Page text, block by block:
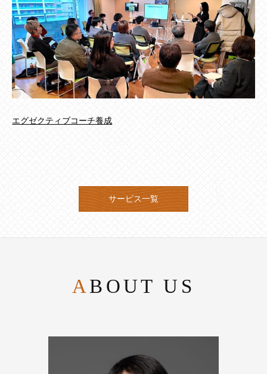
エグゼクティブコーチ養成
サービス一覧
ABOUT US